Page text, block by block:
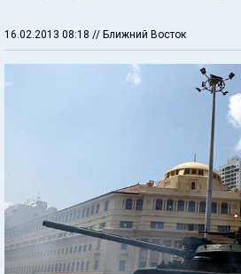
16.02.2013 08:18 // Ближний Восток